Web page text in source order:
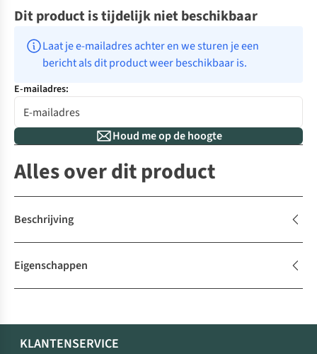
Dit product is tijdelijk niet beschikbaar
Laat je e-mailadres achter en we sturen je een
bericht als dit product weer beschikbaar is.
E-mailadres:
Houd me op de hoogte
Alles over dit product
Beschrijving
Eigenschappen
KLANTENSERVICE